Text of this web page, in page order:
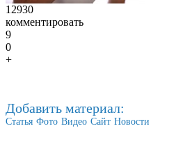
12930
комментировать
9
0
+
Добавить материал:
Статья Фото Видео Сайт Новости